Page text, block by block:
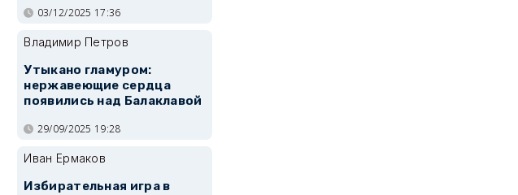
03/12/2025 17:36
Владимир Петров
Утыкано гламуром:
нержавеющие сердца
появились над Балаклавой
29/09/2025 19:28
Иван Ермаков
Избирательная игра в